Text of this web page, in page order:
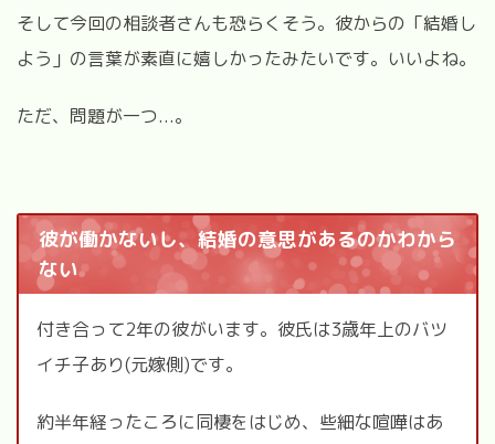
そして今回の相談者さんも恐らくそう。彼からの「結婚し
よう」の言葉が素直に嬉しかったみたいです。いいよね。
ただ、問題が一つ...。
彼が働かないし、結婚の意思があるのかわから
ない
付き合って2年の彼がいます。彼氏は3歳年上のバツ
イチ子あり(元嫁側)です。
約半年経ったころに同棲をはじめ、些細な喧嘩はあ